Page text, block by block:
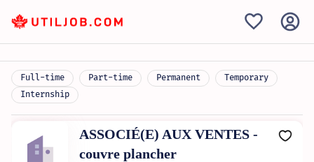
Full-time Part-time Permanent
Temporary
Internship
ASSOCIÉ(E) AUX VENTES -
couvre plancher